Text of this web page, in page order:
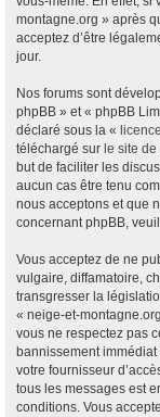
montagne.org » après
acceptez d’être
jour.
Nos forums sont
phpBB » et « phpBB
déclaré sous la «
téléchargé sur le site
but de faciliter les
aucun cas être tenu
nous acceptons et que
concernant phpBB,
Vous acceptez de ne
vulgaire, diffamatoire,
transgresser la
« neige-et-
vous ne respectez pas
bannissement
votre fournisseur
tous les messages est
conditions. Vous